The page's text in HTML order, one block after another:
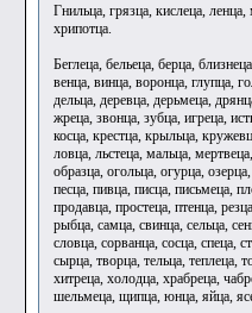
Гнильца, грязца, кислеца,
хрипотца.
Беглеца, бельеца, берца,
венца, винца, воронца, глупца,
дельца, деревца, дерьмеца,
жреца, звонца, зубца, игреца,
косца, крестца, крыльца,
ловца, льстеца, мальца,
образца, огольца, огурца,
песца, пивца, писца, письмеца,
продавца, простеца, птенца,
рыбца, самца, свинца, сельца,
словца, сорванца, сосца, спеца,
сырца, творца, тельца, теплеца,
хитреца, холодца, храбреца,
шельмеца, щипца, юнца, яйца,